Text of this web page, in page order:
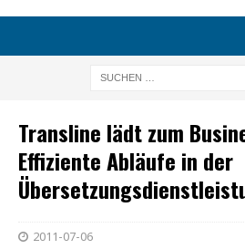
Transline lädt zum
Effiziente Abläufe in der
2011-07-06